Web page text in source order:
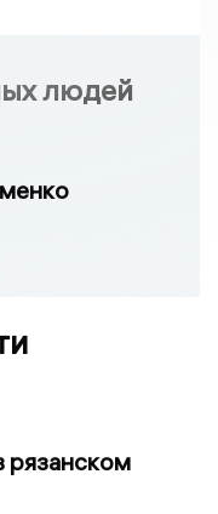
людей